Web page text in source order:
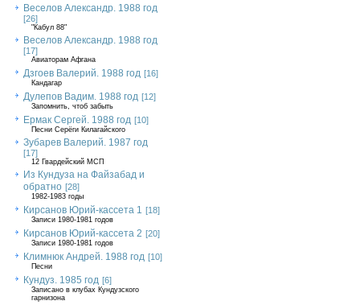
Веселов Александр. 1988 год
[26]
"Кабул 88"
Веселов Александр. 1988 год
[17]
Авиаторам Афгана
Дзгоев Валерий. 1988 год [16]
Кандагар
Дулепов Вадим. 1988 год [12]
Запомнить, чтоб забыть
Ермак Сергей. 1988 год [10]
Песни Серёги Килагайского
Зубарев Валерий. 1987 год
[17]
12 Гвардейский МСП
Из Кундуза на Файзабад и
обратно [28]
1982-1983 годы
Кирсанов Юрий-кассета 1 [18]
Записи 1980-1981 годов
Кирсанов Юрий-кассета 2 [20]
Записи 1980-1981 годов
Климнюк Андрей. 1988 год [10]
Песни
Кундуз. 1985 год [6]
Записано в клубах Кундузского
гарнизона